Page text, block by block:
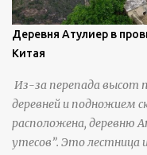
Деревня Атулиер в
Китая
Из-за перепада высот
деревней и подножием
расположена, деревню
утесов”. Это лестница